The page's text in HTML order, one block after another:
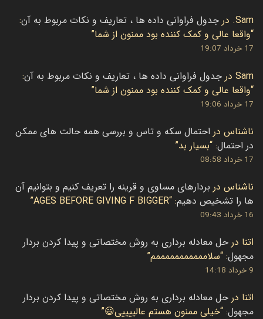
Sam. در جدول فراوانی داده ها ، تعاریف و نکات مربوط به آن:
“واقعا عالی و کمک کننده بود ممنون از شما”
17 خرداد 19:07
Sam در جدول فراوانی داده ها ، تعاریف و نکات مربوط به آن:
“واقعا عالی و کمک کننده بود ممنون از شما”
17 خرداد 19:06
ناشناس در احتمال سکه و تاس و بررسی همه حالت های ممکن
در احتمال: “بسیار بد”
17 خرداد 08:58
ناشناس در بردارهای مساوی و قرینه را تعریف کنیم و بتوانیم آن
ها را تشخیص دهیم: “
AGES BEFORE GIVING F BIGGER
”
16 خرداد 09:43
اتنا در حل معادله برداری به روش مختصاتی و پیدا کردن بردار
مجهول: “سلامممممممممممم”
9 خرداد 14:18
اتنا در حل معادله برداری به روش مختصاتی و پیدا کردن بردار
مجهول: “خیلی ممنون هستم عالییییی😃”